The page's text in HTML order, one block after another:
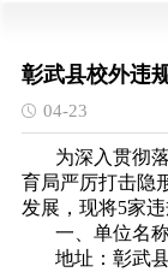
彰武县校外违
04-23
为深入贯彻
育局严厉打击隐
发展，现将5家
一、单位名
地址：彰武